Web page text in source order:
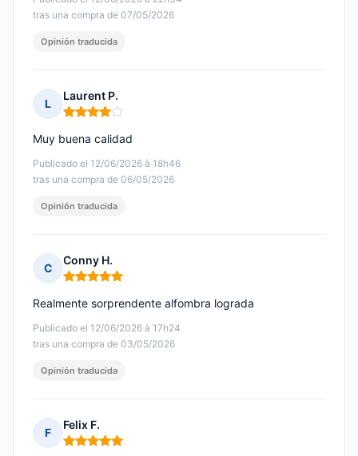
tras una compra de 07/05/2026
Opinión traducida
L
Laurent P.
Nota: 4 de 5
Publicado el 12/06/2026 à 18h46
tras una compra de 06/05/2026
Muy buena calidad
Opinión traducida
C
Conny H.
Nota: 5 de 5
Publicado el 12/06/2026 à 17h24
tras una compra de 03/05/2026
Realmente sorprendente alfombra lograda
Opinión traducida
F
Felix F.
Nota: 5 de 5